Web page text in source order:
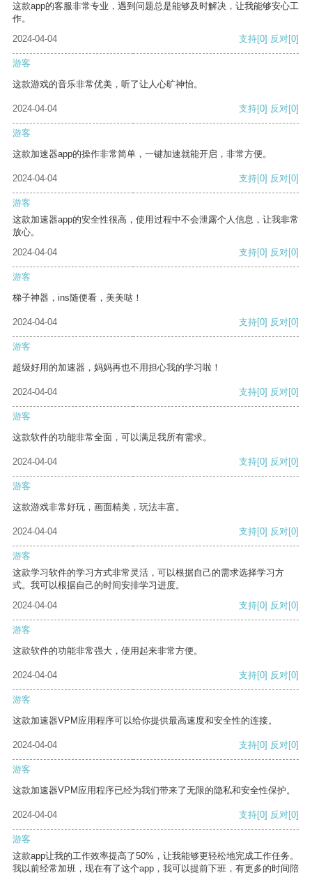
这款app的客服非常专业，遇到问题总是能够及时解决，让我能够安心工
作。
2024-04-04
支持[0] 反对[0]
游客
这款游戏的音乐非常优美，听了让人心旷神怡。
2024-04-04 支持[0] 反对[0]
游客
这款加速器app的操作非常简单，一键加速就能开启，非常方便。
2024-04-04 支持[0] 反对[0]
游客
这款加速器app的安全性很高，使用过程中不会泄露个人信息，让我非常
放心。
2024-04-04
支持[0] 反对[0]
游客
梯子神器，ins随便看，美美哒！
2024-04-04 支持[0] 反对[0]
游客
超级好用的加速器，妈妈再也不用担心我的学习啦！
2024-04-04 支持[0] 反对[0]
游客
这款软件的功能非常全面，可以满足我所有需求。
2024-04-04 支持[0] 反对[0]
游客
这款游戏非常好玩，画面精美，玩法丰富。
2024-04-04 支持[0] 反对[0]
游客
这款学习软件的学习方式非常灵活，可以根据自己的需求选择学习方
式。我可以根据自己的时间安排学习进度。
2024-04-04
支持[0] 反对[0]
游客
这款软件的功能非常强大，使用起来非常方便。
2024-04-04 支持[0] 反对[0]
游客
这款加速器VPM应用程序可以给你提供最高速度和安全性的连接。
2024-04-04 支持[0] 反对[0]
游客
这款加速器VPM应用程序已经为我们带来了无限的隐私和安全性保护。
2024-04-04 支持[0] 反对[0]
游客
这款app让我的工作效率提高了50%，让我能够更轻松地完成工作任务。
我以前经常加班，现在有了这个app，我可以提前下班，有更多的时间陪